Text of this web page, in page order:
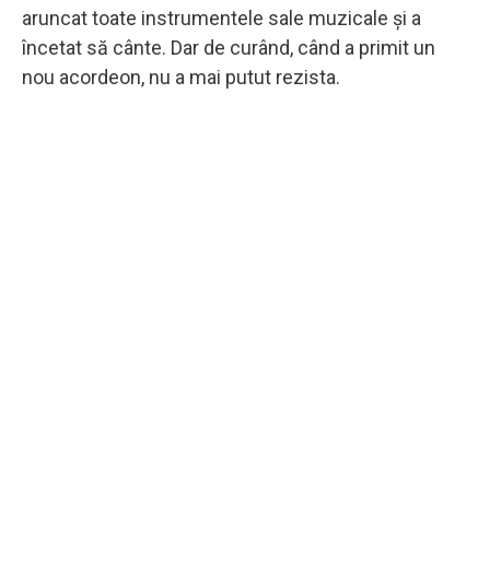
aruncat toate instrumentele sale muzicale și a
încetat să cânte. Dar de curând, când a primit un
nou acordeon, nu a mai putut rezista.